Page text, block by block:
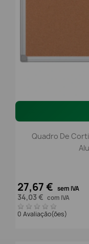
Quadro De
27,67 € sem IVA
34,03 € com IVA
0 Avaliação(ões)